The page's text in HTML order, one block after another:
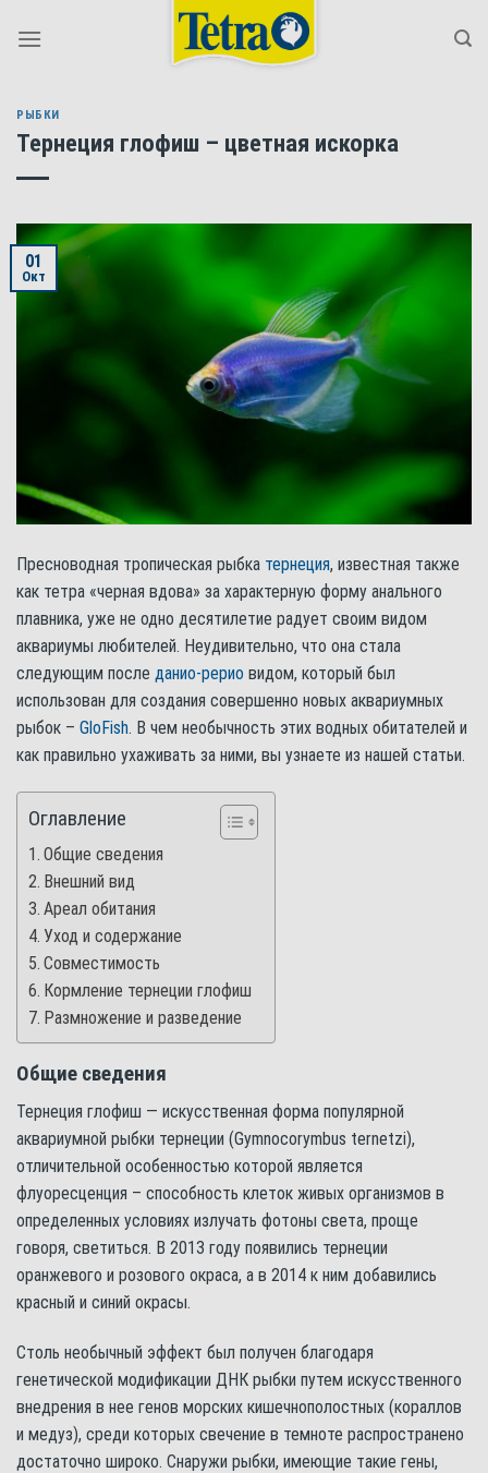
РЫБКИ
Тернеция глофиш – цветная искорка
01
Окт
Пресноводная тропическая рыбка тернеция, известная также
как тетра «черная вдова» за характерную форму анального
плавника, уже не одно десятилетие радует своим видом
аквариумы любителей. Неудивительно, что она стала
следующим после данио-рерио видом, который был
использован для создания совершенно новых аквариумных
рыбок – GloFish. В чем необычность этих водных обитателей и
как правильно ухаживать за ними, вы узнаете из нашей статьи.
Оглавление
Общие сведения
Внешний вид
Ареал обитания
Уход и содержание
Совместимость
Кормление тернеции глофиш
Размножение и разведение
Общие сведения
Тернеция глофиш — искусственная форма популярной
аквариумной рыбки тернеции (Gymnocorymbus ternetzi),
отличительной особенностью которой является
флуоресценция – способность клеток живых организмов в
определенных условиях излучать фотоны света, проще
говоря, светиться. В 2013 году появились тернеции
оранжевого и розового окраса, а в 2014 к ним добавились
красный и синий окрасы.
Столь необычный эффект был получен благодаря
генетической модификации ДНК рыбки путем искусственного
внедрения в нее генов морских кишечнополостных (кораллов
и медуз), среди которых свечение в темноте распространено
достаточно широко. Снаружи рыбки, имеющие такие гены,